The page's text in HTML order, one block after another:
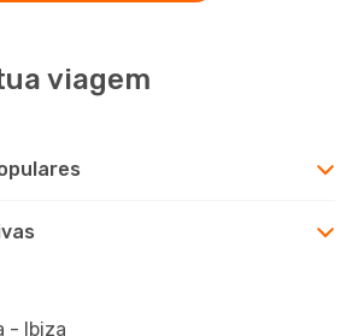
viagem
- Ibiza